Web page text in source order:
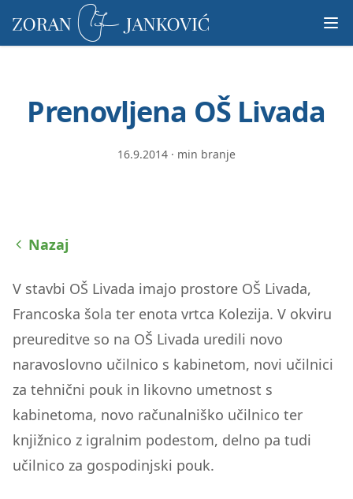
upoštevajte:
To
vključuje
sistemPrenovljena OŠ Livada
16.9.2014 · min branje
Nazaj
V stavbi OŠ Livada imajo prostore OŠ Livada,
Francoska šola ter enota vrtca Kolezija. V okviru
preureditve so na OŠ Livada uredili novo
naravoslovno učilnico s kabinetom, novi učilnici
za tehnični pouk in likovno umetnost s
kabinetoma, novo računalniško učilnico ter
knjižnico z igralnim podestom, delno pa tudi
učilnico za gospodinjski pouk.